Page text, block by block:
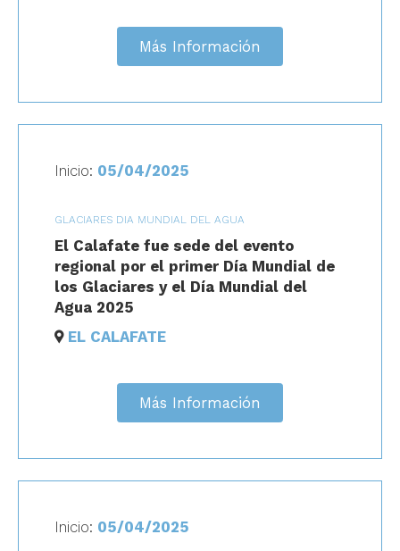
Más Información
Inicio: 05/04/2025
GLACIARES DIA MUNDIAL DEL AGUA
El Calafate fue sede del evento
regional por el primer Día Mundial de
los Glaciares y el Día Mundial del
Agua 2025
EL CALAFATE
Más Información
Inicio: 05/04/2025